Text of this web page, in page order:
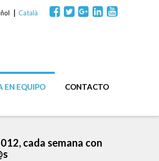
Català
EN EQUIPO CONTACTO
cada semana con